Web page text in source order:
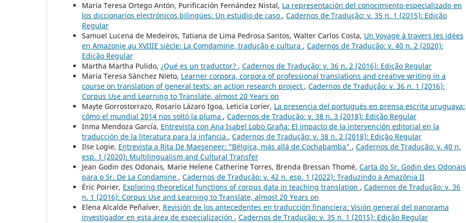
María Teresa Ortego Antón, Purificación Fernández Nistal, La representación del conocimiento especializado en
los diccionarios electrónicos bilingües: Un estudio de caso , Cadernos de Tradução: v. 35 n. 1 (2015): Edição
Regular
Samuel Lucena de Medeiros, Tatiana de Lima Pedrosa Santos, Walter Carlos Costa, Un Voyage à travers les idées
en Amazonie au XVIIIE siècle: La Comdamine, tradução e cultura , Cadernos de Tradução: v. 40 n. 2 (2020):
Edição Regular
Martha Martha Pulido, ¿Qué es un traductor? , Cadernos de Tradução: v. 36 n. 2 (2016): Edição Regular
María Teresa Sánchez Nieto, Learner corpora, corpora of professional translations and creative writing in a
course on translation of general texts: an action research project , Cadernos de Tradução: v. 36 n. 1 (2016):
Corpus Use and Learning to Translate, almost 20 Years on
Mayte Gorrostorrazo, Rosario Lázaro Igoa, Leticia Lorier, La presencia del portugués en prensa escrita uruguaya:
cómo el mundial 2014 nos soltó la pluma , Cadernos de Tradução: v. 38 n. 3 (2018): Edição Regular
Inma Mendoza García, Entrevista con Ana Isabel Lobo Graña: El impacto de la intervención editorial en la
traducción de la literatura para la infancia , Cadernos de Tradução: v. 38 n. 2 (2018): Edição Regular
Ilse Logie, Entrevista a Rita De Maeseneer: “Bélgica, más allá de Cochabamba" , Cadernos de Tradução: v. 40 n.
esp. 1 (2020): Multilingualism and Cultural Transfer
Jean Godin des Odonais, Marie Helene Catherine Torres, Brenda Bressan Thomé, Carta do Sr. Godin des Odonais
para o Sr. De La Condamine , Cadernos de Tradução: v. 42 n. esp. 1 (2022): Traduzindo a Amazônia II
Éric Poirier, Exploring theoretical functions of corpus data in teaching translation , Cadernos de Tradução: v. 36
n. 1 (2016): Corpus Use and Learning to Translate, almost 20 Years on
Elena Alcalde Peñalver, Revisión de los antecedentes en traducción financiera: Visión general del panorama
investigador en esta área de especialización , Cadernos de Tradução: v. 35 n. 1 (2015): Edição Regular